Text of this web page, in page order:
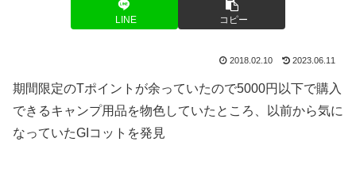
LINE コピー
2018.02.10 2023.06.11
期間限定のTポイントが余っていたので5000円以下で購入
できるキャンプ用品を物色していたところ、以前から気に
なっていたGIコットを発見